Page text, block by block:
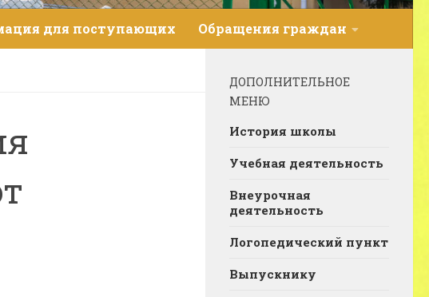
для поступающих Обращения граждан
ДОПОЛНИТЕЛЬНОЕ
МЕНЮ
История школы
Учебная деятельность
Внеурочная
деятельность
Логопедический пункт
Выпускнику